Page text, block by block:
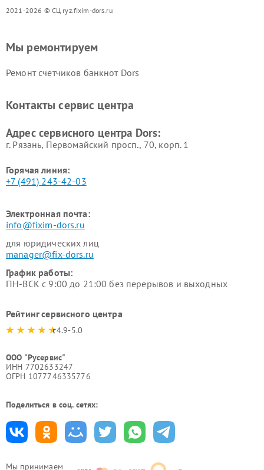
2021-2026 © СЦ ryz.fixim-dors.ru
Мы принимаем
Мы ремонтируем
Ремонт счетчиков банкнот Dors
Контакты сервис центра
Адрес сервисного центра Dors:
г. Рязань, Первомайский просп., 70, корп. 1
Горячая линия:
+7 (491) 243-42-03
Электронная почта:
info@fixim-dors.ru
для юридических лиц
manager@fix-dors.ru
График работы:
ПН-ВСК с 9:00 до 21:00 без перерывов и выходных
Рейтинг сервисного центра
4.9-5.0
ООО "Русервис"
ИНН 7702633247
ОГРН 1077746335776
Поделиться в соц. сетях: